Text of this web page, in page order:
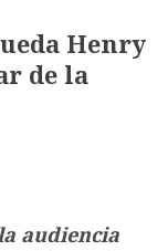
Henry
de la
audiencia